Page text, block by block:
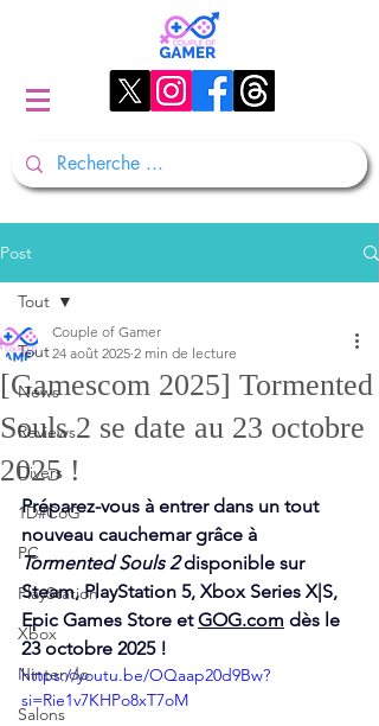
Post
Tout
News
Reviews
Divers
1D#CoG
PC
PlayStation
Xbox
Nintendo
Salons
Tout
[Gamescom 2025] Tormented
Souls 2 se date au 23 octobre
2025 !
Couple of Gamer
24 août 2025 2 min de lecture
Préparez-vous à entrer dans un tout
nouveau cauchemar grâce à
Tormented Souls 2 disponible sur
Steam, PlayStation 5, Xbox Series X|S,
Epic Games Store et GOG.com dès le
23 octobre 2025 !
https://youtu.be/OQaap20d9Bw?
si=Rie1v7KHPo8xT7oM